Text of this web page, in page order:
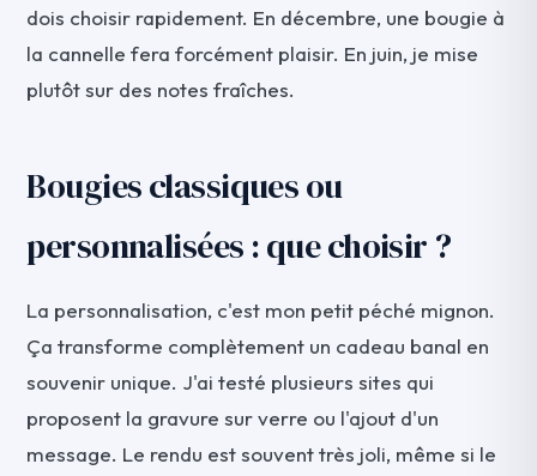
dois choisir rapidement. En décembre, une bougie à
la cannelle fera forcément plaisir. En juin, je mise
plutôt sur des notes fraîches.
Bougies classiques ou
personnalisées : que choisir ?
La personnalisation, c'est mon petit péché mignon.
Ça transforme complètement un cadeau banal en
souvenir unique. J'ai testé plusieurs sites qui
proposent la gravure sur verre ou l'ajout d'un
message. Le rendu est souvent très joli, même si le